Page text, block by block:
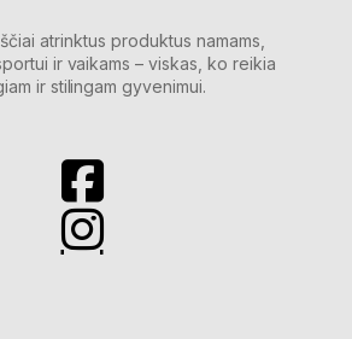
atrinktus produktus namams,
ir vaikams – viskas, ko reikia
ir stilingam gyvenimui.